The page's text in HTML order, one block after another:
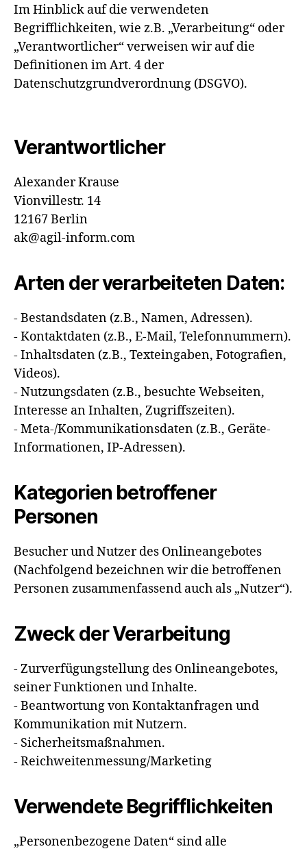
Im Hinblick auf die verwendeten
Begrifflichkeiten, wie z.B. „Verarbeitung“ oder
„Verantwortlicher“ verweisen wir auf die
Definitionen im Art. 4 der
Datenschutzgrundverordnung (DSGVO).
Verantwortlicher
Alexander Krause
Vionvillestr. 14
12167 Berlin
ak@agil-inform.com
Arten der verarbeiteten Daten:
- Bestandsdaten (z.B., Namen, Adressen).
- Kontaktdaten (z.B., E-Mail, Telefonnummern).
- Inhaltsdaten (z.B., Texteingaben, Fotografien,
Videos).
- Nutzungsdaten (z.B., besuchte Webseiten,
Interesse an Inhalten, Zugriffszeiten).
- Meta-/Kommunikationsdaten (z.B., Geräte-
Informationen, IP-Adressen).
Kategorien betroffener
Personen
Besucher und Nutzer des Onlineangebotes
(Nachfolgend bezeichnen wir die betroffenen
Personen zusammenfassend auch als „Nutzer“).
Zweck der Verarbeitung
- Zurverfügungstellung des Onlineangebotes,
seiner Funktionen und Inhalte.
- Beantwortung von Kontaktanfragen und
Kommunikation mit Nutzern.
- Sicherheitsmaßnahmen.
- Reichweitenmessung/Marketing
Verwendete Begrifflichkeiten
„Personenbezogene Daten“ sind alle